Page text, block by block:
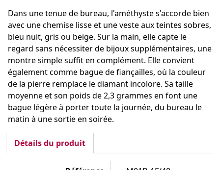
Dans une tenue de bureau, l'améthyste s'accorde bien
avec une chemise lisse et une veste aux teintes sobres,
bleu nuit, gris ou beige. Sur la main, elle capte le
regard sans nécessiter de bijoux supplémentaires, une
montre simple suffit en complément. Elle convient
également comme bague de fiançailles, où la couleur
de la pierre remplace le diamant incolore. Sa taille
moyenne et son poids de 2,3 grammes en font une
bague légère à porter toute la journée, du bureau le
matin à une sortie en soirée.
Détails du produit